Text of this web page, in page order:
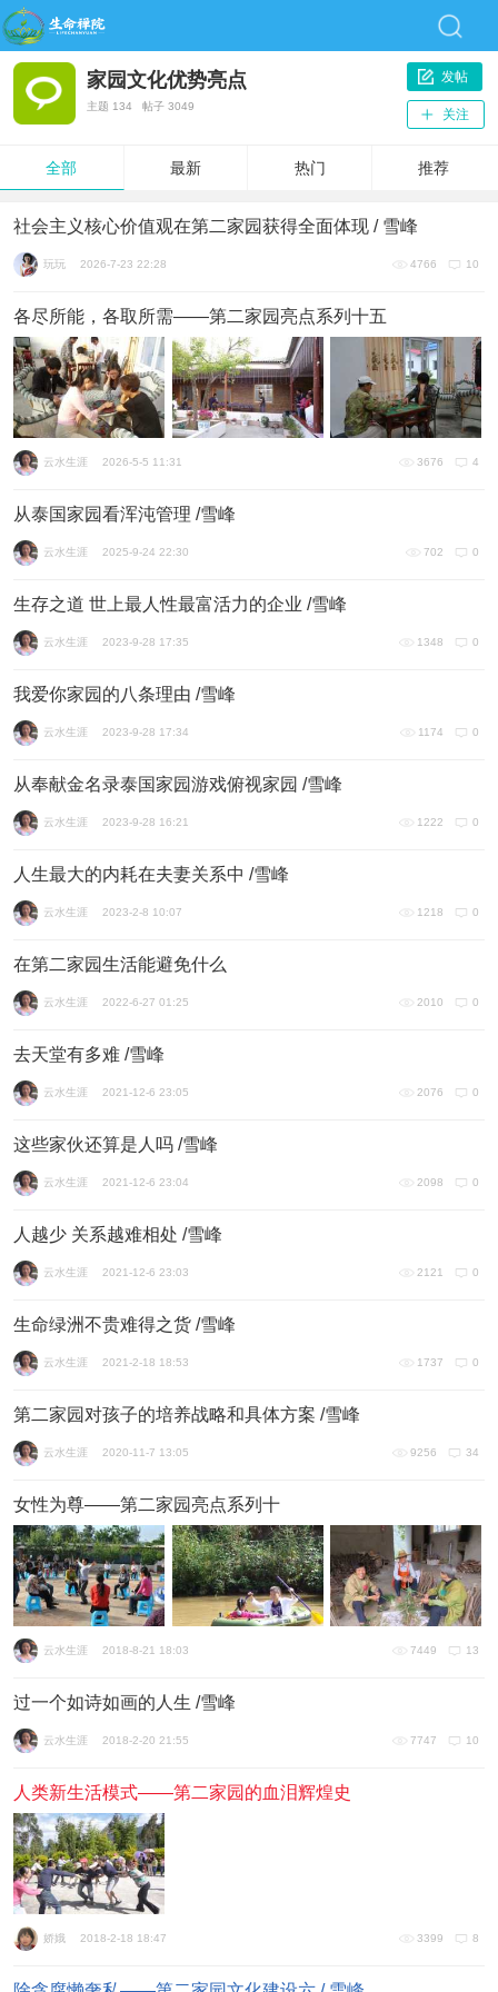
家园文化优势亮点
主题 134 帖子 3049
发帖
关注
全部 最新 热门 推荐
社会主义核心价值观在第二家园获得全面体现 / 雪峰
玩玩 2026-7-23 22:28 10
4766
各尽所能，各取所需——第二家园亮点系列十五
云水生涯 2026-5-5 11:31 4
3676
从泰国家园看浑沌管理 /雪峰
云水生涯 2025-9-24 22:30 0
702
生存之道 世上最人性最富活力的企业 /雪峰
云水生涯 2023-9-28 17:35 0
1348
我爱你家园的八条理由 /雪峰
云水生涯 2023-9-28 17:34 0
1174
从奉献金名录泰国家园游戏俯视家园 /雪峰
云水生涯 2023-9-28 16:21 0
1222
人生最大的内耗在夫妻关系中 /雪峰
云水生涯 2023-2-8 10:07 0
1218
在第二家园生活能避免什么
云水生涯 2022-6-27 01:25 0
2010
去天堂有多难 /雪峰
云水生涯 2021-12-6 23:05 0
2076
这些家伙还算是人吗 /雪峰
云水生涯 2021-12-6 23:04 0
2098
人越少 关系越难相处 /雪峰
云水生涯 2021-12-6 23:03 0
2121
生命绿洲不贵难得之货 /雪峰
云水生涯 2021-2-18 18:53 0
1737
第二家园对孩子的培养战略和具体方案 /雪峰
云水生涯 2020-11-7 13:05 34
9256
女性为尊——第二家园亮点系列十
云水生涯 2018-8-21 18:03 13
7449
过一个如诗如画的人生 /雪峰
云水生涯 2018-2-20 21:55 10
7747
人类新生活模式——第二家园的血泪辉煌史
娇娥 2018-2-18 18:47 8
3399